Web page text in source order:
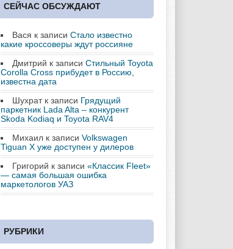
СЕЙЧАС ОБСУЖДАЮТ
Вася к записи Стало известно
какие кроссоверы ждут россияне
Дмитрий к записи Стильный Toyota
Corolla Cross прибудет в Россию,
известна дата
Шухратк записи Грядущий
паркетник Lada Alta – конкурент
Skoda Kodiaq и Toyota RAV4
Михаил к записи Volkswagen
Tiguan X уже доступен у дилеров
Григорий к записи «Классик Fleet»
— самая большая ошибка
маркетологов УАЗ
РУБРИКИ